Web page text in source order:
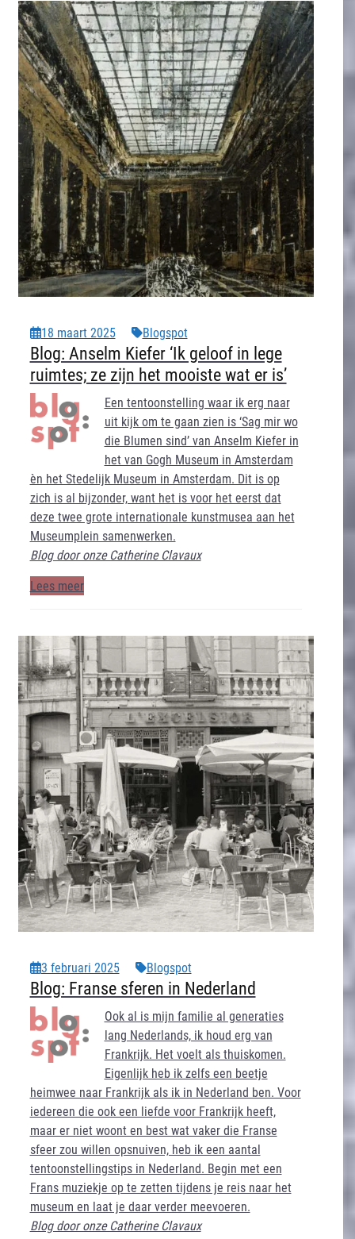
18 maart 2025 Blogspot
Blog: Anselm Kiefer ‘Ik geloof in lege
ruimtes; ze zijn het mooiste wat er is’
Een tentoonstelling waar ik erg naar
uit kijk om te gaan zien is ‘Sag mir wo
die Blumen sind’ van Anselm Kiefer in
het van Gogh Museum in Amsterdam
èn het Stedelijk Museum in Amsterdam. Dit is op
zich is al bijzonder, want het is voor het eerst dat
deze twee grote internationale kunstmusea aan het
Museumplein samenwerken.
Blog door onze Catherine Clavaux
Lees meer
3 februari 2025 Blogspot
Blog: Franse sferen in Nederland
Ook al is mijn familie al generaties
lang Nederlands, ik houd erg van
Frankrijk. Het voelt als thuiskomen.
Eigenlijk heb ik zelfs een beetje
heimwee naar Frankrijk als ik in Nederland ben. Voor
iedereen die ook een liefde voor Frankrijk heeft,
maar er niet woont en best wat vaker die Franse
sfeer zou willen opsnuiven, heb ik een aantal
tentoonstellingstips in Nederland. Begin met een
Frans muziekje op te zetten tijdens je reis naar het
museum en laat je daar verder meevoeren.
Blog door onze Catherine Clavaux